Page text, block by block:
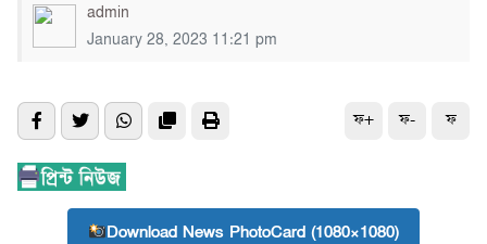
admin
January 28, 2023 11:21 pm
ফ+ ফ- ফ
Download News PhotoCard (1080×1080)